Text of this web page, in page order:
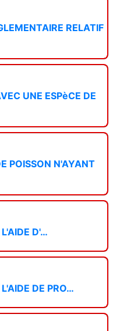
RELATIF
UNE ESPèCE DE
POISSON N'AYANT
D'…
DE PRO…